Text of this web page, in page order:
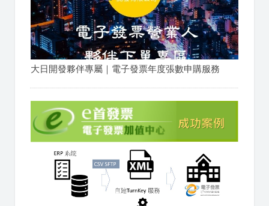
大日開發夥伴專屬｜電子發票年度張數申購服務